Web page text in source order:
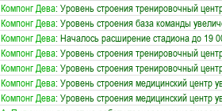
Компонг Дева: Уровень строения тренировочный
Компонг Дева: Уровень строения база команды
Компонг Дева: Началось расширение стадиона до 19
Компонг Дева: Уровень строения тренировочный
Компонг Дева: Уровень строения тренировочный
Компонг Дева: Уровень строения медицинский центр
Компонг Дева: Уровень строения медицинский центр